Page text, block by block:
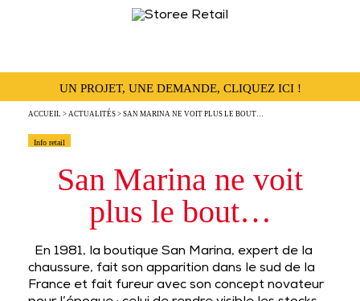
UN PROJET, UNE DEMANDE, CLIQUEZ ICI !
ACCUEIL > ACTUALITÉS > SAN MARINA NE VOIT PLUS LE BOUT…
Info retail
San Marina ne voit
plus le bout…
En 1981, la boutique San Marina, expert de la
chaussure, fait son apparition dans le sud de la
France et fait fureur avec son concept novateur